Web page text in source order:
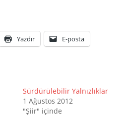
Yazdır E-posta
Sürdürülebilir Yalnızlıklar
1 Ağustos 2012
"Şiir" içinde